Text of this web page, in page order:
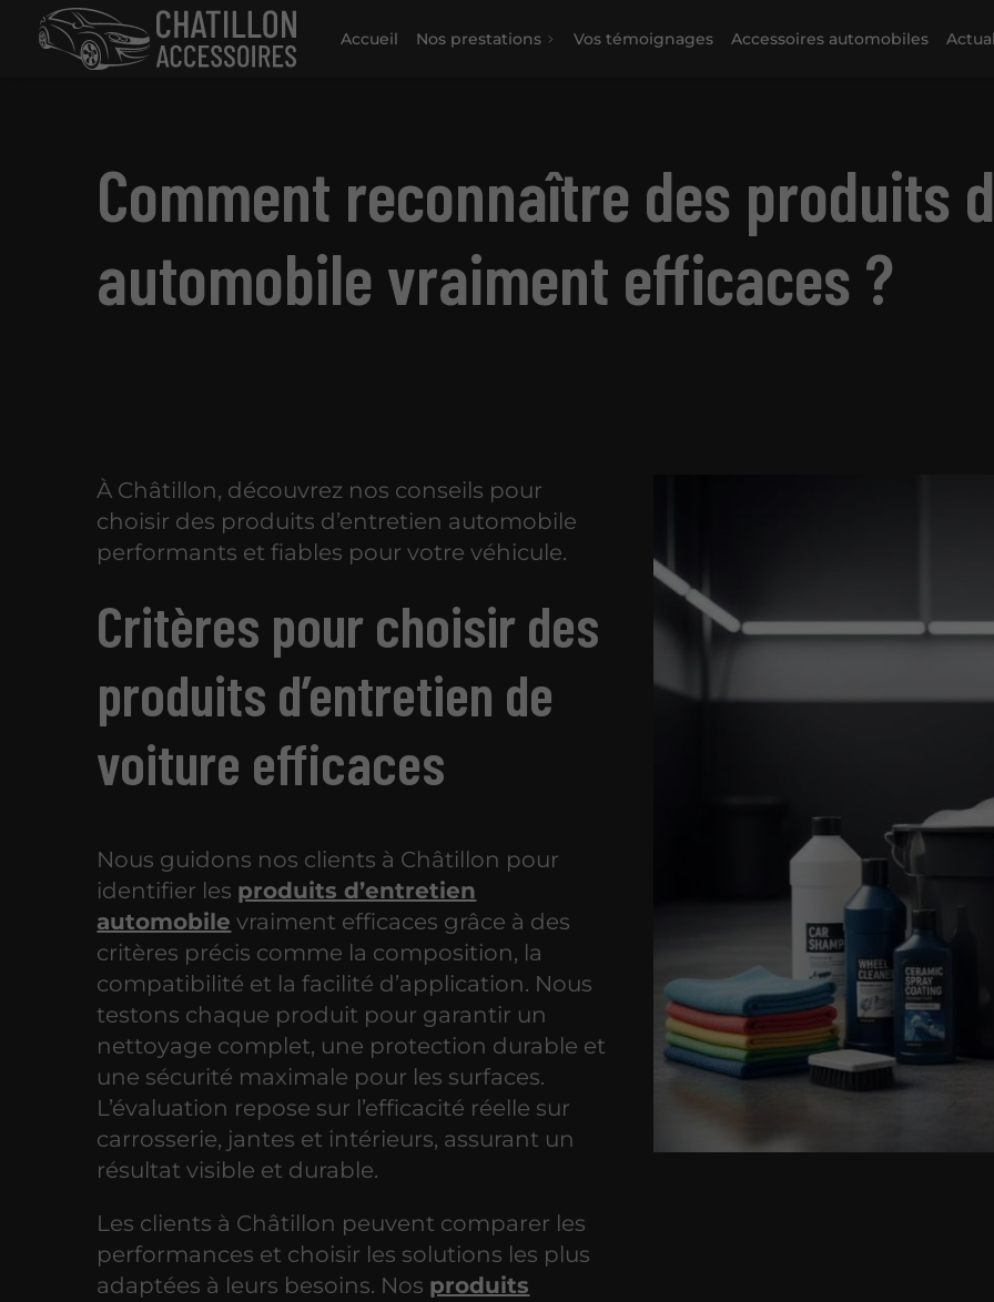
Accueil Nos prestations Vos témoignages Accessoires automobiles
Comment reconnaître des produits
automobile vraiment efficaces ?
À Châtillon, découvrez nos conseils pour
choisir des produits d’entretien automobile
performants et fiables pour votre véhicule.
Critères pour choisir des
produits d’entretien de
voiture efficaces
Nous guidons nos clients à Châtillon pour
identifier les produits d’entretien
automobile vraiment efficaces grâce à des
critères précis comme la composition, la
compatibilité et la facilité d’application. Nous
testons chaque produit pour garantir un
nettoyage complet, une protection durable et
une sécurité maximale pour les surfaces.
L’évaluation repose sur l’efficacité réelle sur
carrosserie, jantes et intérieurs, assurant un
résultat visible et durable.
Les clients à Châtillon peuvent comparer les
performances et choisir les solutions les plus
adaptées à leurs besoins. Nos produits